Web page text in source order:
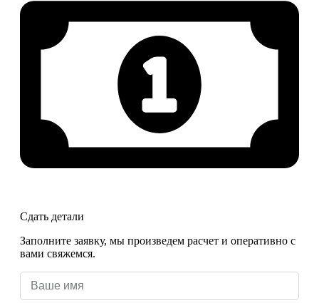
Сдать детали
Заполните заявку, мы произведем расчет и оперативно с
вами свяжемся.